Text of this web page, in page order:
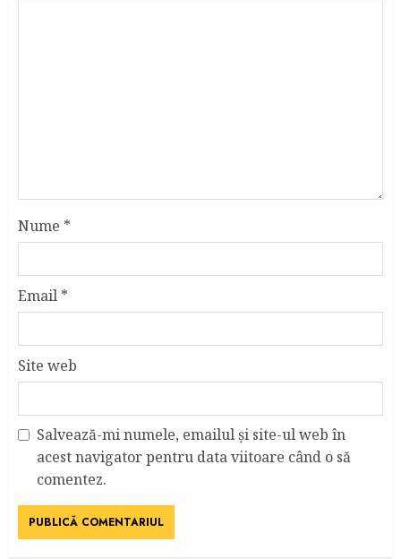
Nume *
Email *
Site web
Salvează-mi numele, emailul și site-ul web în
acest navigator pentru data viitoare când o să
comentez.